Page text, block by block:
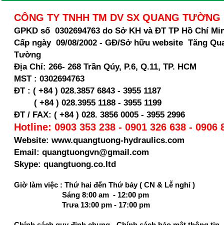
CÔNG TY TNHH TM DV SX QUANG TƯỜNG
GPKD số 0302694763 do Sở KH và ĐT TP Hồ Chí
Cấp ngày 09/08/2002 - GĐ/Sở hữu website Tăng
Tường
Địa Chỉ: 266- 268 Trần Qúy, P.6, Q.11, TP. HCM
MST : 0302694763
ĐT : ( +84 ) 028.3857 6843 - 3955 1187
( +84 ) 028.3955 1188 - 3955 1199
ĐT / FAX: ( +84 ) 028. 3856 0005 - 3955 2996
Hotline: 0903 353 238 - 0901 326 638 - 0906
Website: www.quangtuong-hydraulics.com
Email: quangtuongvn@gmail.com
Skype: quangtuong.co.ltd
Giờ làm việc : Thứ hai đến Thứ bảy ( CN & Lễ nghỉ )
Sáng 8:00 am - 12:00 pm
Trưa 13:00 pm - 17:00 pm